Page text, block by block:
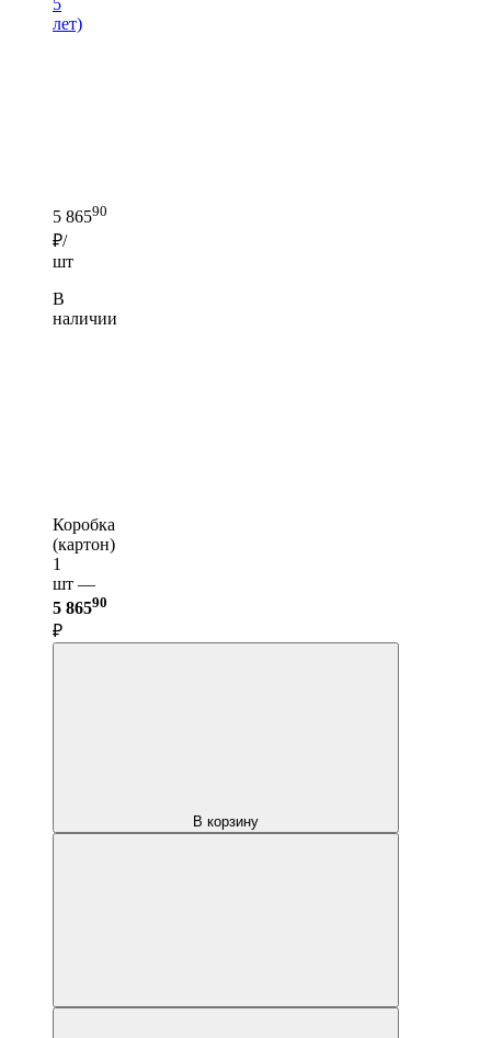
5
лет)
5 86590
₽/
шт
В
наличии
Коробка
(картон)
1
шт —
5 86590
₽
В корзину